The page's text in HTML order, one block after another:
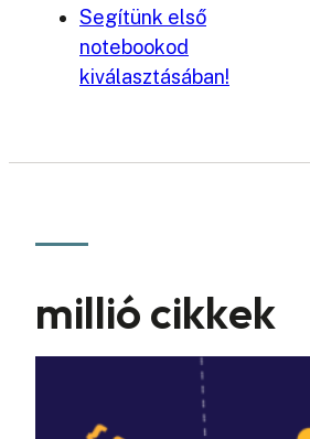
Segítünk első
notebookod
kiválasztásában!
millió cikkek